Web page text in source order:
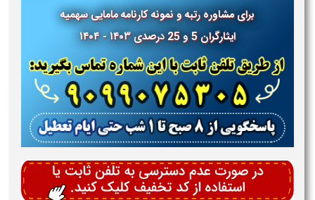
برای مشاورهرتبه و نمونه کارنامه مامایی سهمیه
ایثارگران 5 و 25 درصدی ۱۴۰۳ - ۱۴۰۴